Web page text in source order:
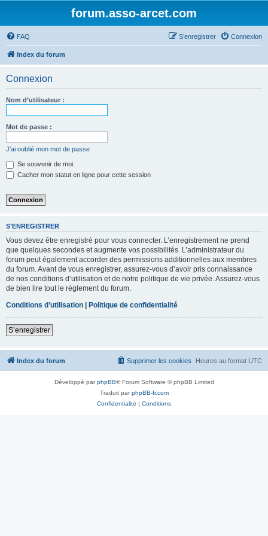
forum.asso-arcet.com
FAQ Connexion
S’enregistrer
Index du forum
Connexion
Nom d’utilisateur :
Mot de passe :
J’ai oublié mon mot de passe
Se souvenir de moi
Cacher mon statut en ligne pour cette session
S’ENREGISTRER
Vous devez être enregistré pour vous connecter. L’enregistrement ne prend
que quelques secondes et augmente vos possibilités. L’administrateur du
forum peut également accorder des permissions additionnelles aux membres
du forum. Avant de vous enregistrer, assurez-vous d’avoir pris connaissance
de nos conditions d’utilisation et de notre politique de vie privée. Assurez-vous
de bien lire tout le règlement du forum.
Conditions d’utilisation | Politique de confidentialité
S’enregistrer
Index du forum Heures au format UTC
Supprimer les cookies
Développé parphpBB® Forum Software © phpBB Limited
Traduit parphpBB-fr.com
Confidentialité | Conditions